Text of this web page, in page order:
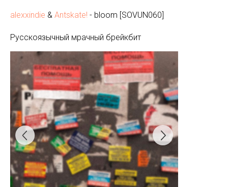
alexxindie & Antskate! - bloom [SOVUN060]
Русскоязычный мрачный брейкбит